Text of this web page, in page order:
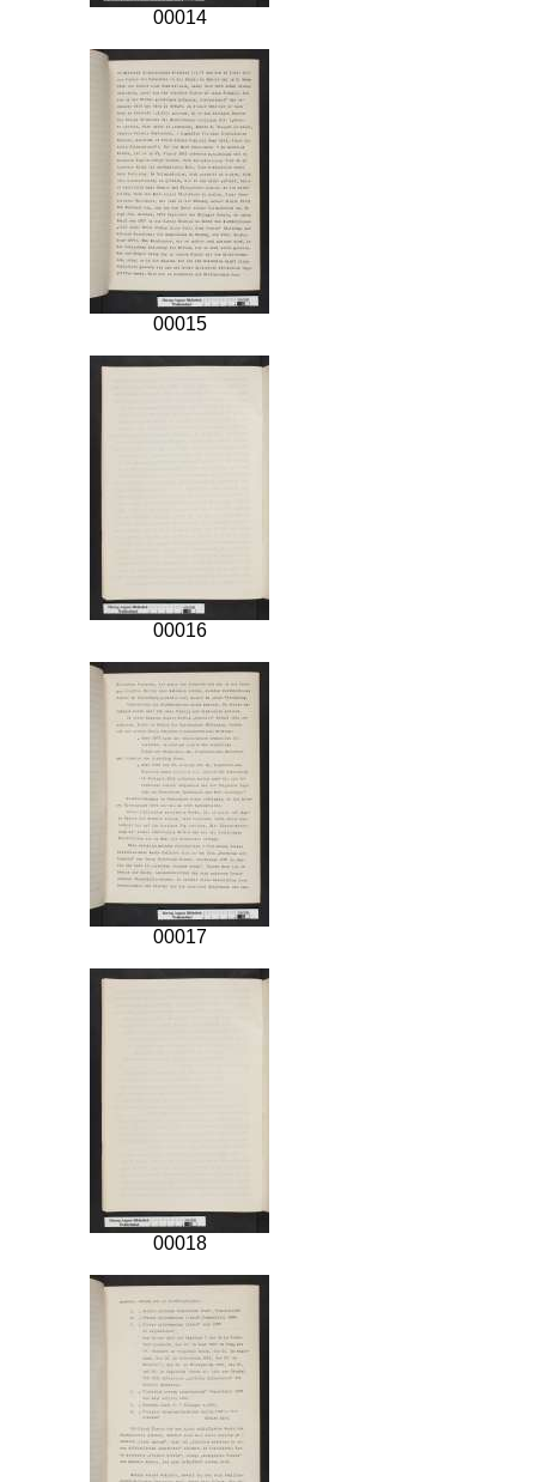
00014
00015
00016
00017
00018